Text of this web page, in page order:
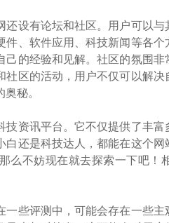
还设有论坛和社区。用户可以
、软件应用、科技新闻等各
己的经验和见解。社区的氛围
社区的活动，用户不仅可以解
秘。
技资讯平台。它不仅提供了丰
白还是科技达人，都能在这个
么不妨现在就去探索一下吧！
一些评测中，可能会存在一些